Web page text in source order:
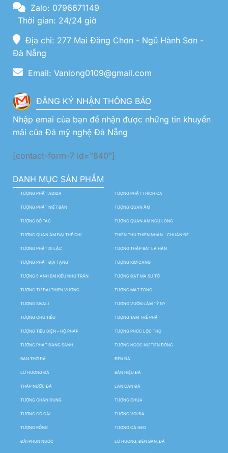
Zalo: 0796671149
Thời gian: 24/24 giờ
Địa chỉ: 277 Mai Đăng Chơn - Ngũ Hành Sơn -
Đà Nẵng
Email: Vanlong0109@gmail.com
ĐĂNG KÝ NHẬN THÔNG BÁO
Nhập emai của bạn để nhận được những tin khuyến
mãi của Đá mỹ nghệ Đà Nẵng
[contact-form-7 id="840"]
DANH MỤC SẢN PHẨM
TƯỢNG PHẬT ADIDA TƯỢNG PHẬT THÍCH CA
TƯỢNG PHẬT NIẾT BÀN TƯỢNG QUAN ÂM
TƯỢNG BỒ TÁC TƯỢNG QUAN ÂM NGỰ LONG
TƯỢNG QUAN ÂM ĐẠI THẾ CHÍ THIÊN THỦ THIÊN NHÃN – CHUẨN ĐỀ
TƯỢNG PHẬT DI LẶC TƯỢNG THẬP BÁT LA HÁN
TƯỢNG PHẬT ĐỊA TẠNG TƯỢNG KIM CANG
TƯỢNG 5 ANH EM KIỀU NHƯ TRẦN TƯỢNG ĐẠT MA SƯ TỔ
TƯỢNG TỨ ĐẠI THIÊN VƯƠNG TƯỢNG MẬT TÔNG
TƯỢNG SIVALI TƯỢNG VƯỜN LÂM TỲ NY
TƯỢNG CHÚ TIỂU TƯỢNG TAM THẾ PHẬT
TƯỢNG TIÊU DIỆN – HỘ PHÁP TƯỢNG PHÚC LỘC THỌ
TƯỢNG PHẬT ĐẢNG SANH TƯỢNG NGỌC NỮ TIÊN ĐỒNG
BÀN THỜ ĐÁ ĐÈN ĐÁ
LƯ HƯƠNG ĐÁ BẢN HIỆU ĐÁ
THÁP NƯỚC ĐÁ LAN CAN ĐÁ
TƯỢNG CHÂN DUNG TƯỢNG CHÚA
TƯỢNG CÔ GÁI TƯỢNG VOI ĐÁ
TƯỢNG RỒNG TƯỢNG CÁ HEO
ĐÀI PHUN NƯỚC LƯ HƯƠNG, ĐÈN BÀN, ĐÁ